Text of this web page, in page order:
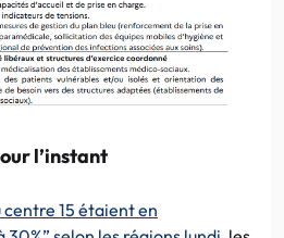
l’instant
centre 15 étaient en